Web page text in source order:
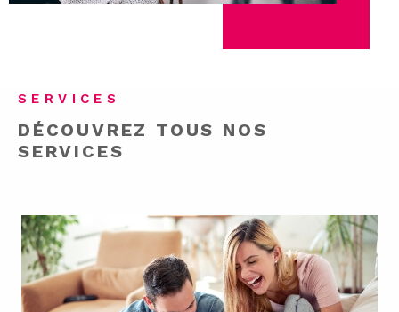
SERVICES
DÉCOUVREZ TOUS NOS
SERVICES